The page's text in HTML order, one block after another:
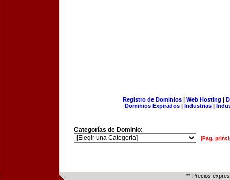
Registro de Dominios| Web Hosting |
Dominios Expirados | Industrias |
Categorías de Dominio:
[Pág.
** Precios